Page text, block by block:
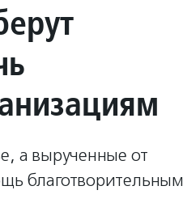
а вырученные от
благотворительным